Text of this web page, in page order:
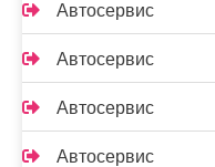
Автосервис
Автосервис
Автосервис
Автосервис